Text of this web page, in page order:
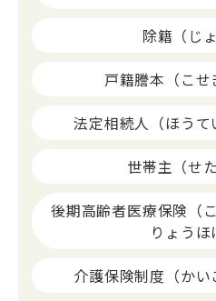
除籍（じ
戸籍謄本（こせ
法定相続人（ほうて
世帯主（せ
後期高齢者医療保険（
りょうほ
介護保険制度（かい